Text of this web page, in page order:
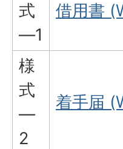
式
―1
借用書
様
式
―
2
着手届